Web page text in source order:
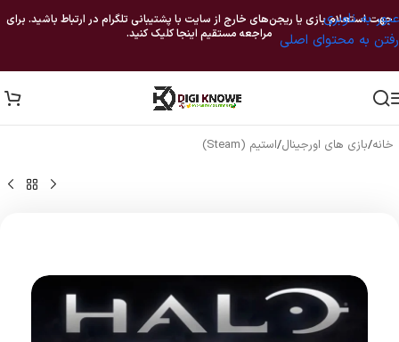
عبور به ناوبری
رفتن به محتوای اصلی
جهت استعلام بازی یا ریجن‌های خارج از سایت با پشتیبانی تلگرام در ارتباط باشید. برای
مراجعه مستقیم اینجا کلیک کنید.
خانه/بازی های اورجینال/استیم (Steam)